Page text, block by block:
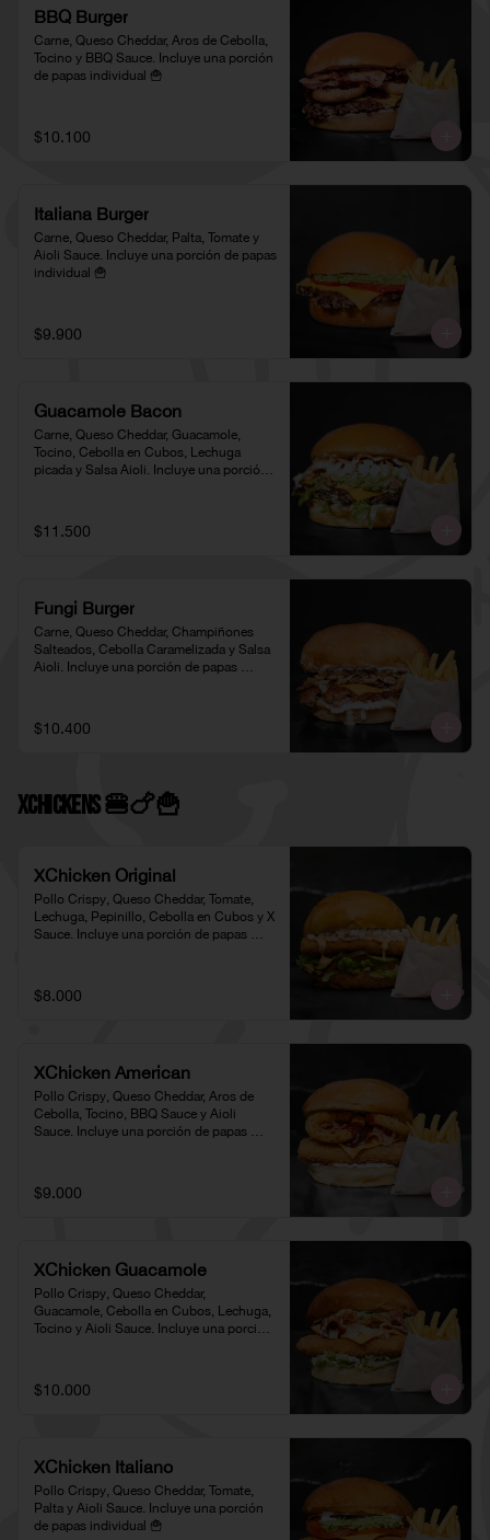
BBQ Burger
Carne, Queso Cheddar, Aros de Cebolla,
Tocino y BBQ Sauce. Incluye una porción
de papas individual 🍟
$10.100
Italiana Burger
Carne, Queso Cheddar, Palta, Tomate y
Aioli Sauce. Incluye una porción de papas
individual 🍟
$9.900
Guacamole Bacon
Carne, Queso Cheddar, Guacamole,
Tocino, Cebolla en Cubos, Lechuga
picada y Salsa Aioli. Incluye una porción
$11.500
Fungi Burger
Carne, Queso Cheddar, Champiñones
Salteados, Cebolla Caramelizada y Salsa
Aioli. Incluye una porción de papas
$10.400
XChickens 🍔🍗🍟
XChicken Original
Pollo Crispy, Queso Cheddar, Tomate,
Lechuga, Pepinillo, Cebolla en Cubos y X
Sauce. Incluye una porción de papas
$8.000
XChicken American
Pollo Crispy, Queso Cheddar, Aros de
Cebolla, Tocino, BBQ Sauce y Aioli
Sauce. Incluye una porción de papas
$9.000
XChicken Guacamole
Pollo Crispy, Queso Cheddar,
Guacamole, Cebolla en Cubos, Lechuga,
Tocino y Aioli Sauce. Incluye una porción
$10.000
XChicken Italiano
Pollo Crispy, Queso Cheddar, Tomate,
Palta y Aioli Sauce. Incluye una porción
de papas individual 🍟